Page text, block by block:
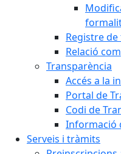
Registre
Relació
Transparència
Accés a la
Portal de
Codi de
Informació
Serveis i tràmits